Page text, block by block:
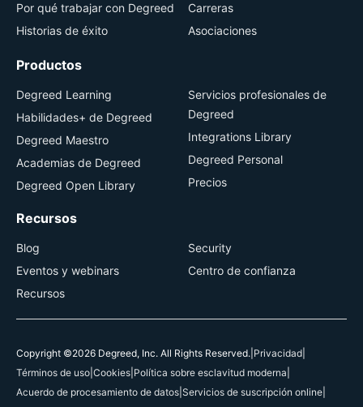
Por qué trabajar con Degreed
Historias de éxito
Carreras
Asociaciones
Productos
Degreed Learning
Habilidades+ de Degreed
Degreed Maestro
Academias de Degreed
Degreed Open Library
Servicios profesionales de
Degreed
Integrations Library
Degreed Personal
Precios
Recursos
Blog
Eventos y webinars
Recursos
Security
Centro de confianza
Copyright ©2026 Degreed, Inc. All Rights Reserved. Privacidad
Términos de uso Cookies Política sobre esclavitud moderna
Acuerdo de procesamiento de datos Servicios de suscripción online